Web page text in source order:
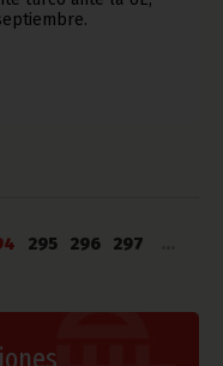
295 296 297